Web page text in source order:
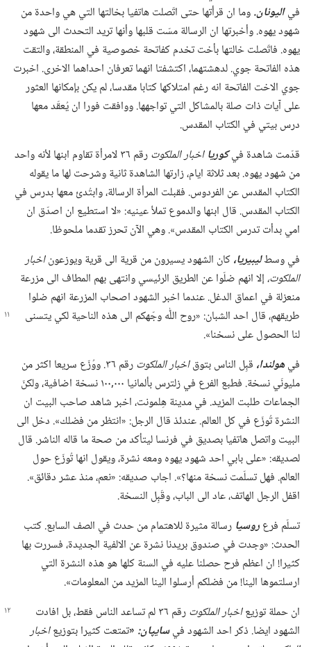
فياليونان.‏وما ان قرأتها حتى اتّصلت هاتفيا بخالتها التي هي واحدة من
شهود يهوه.‏ وأخبرتها ان الرسالة مسّت قلبها وأنها تريد التحدث الى شهود
يهوه.‏ فاتّصلت خالتها بأخت تخدم كفاتحة خصوصية في المنطقة،‏ والتقت
هذه الفاتحة جوي.‏ لدهشتهما،‏ اكتشفتا انهما تعرفان احداهما الاخرى.‏ اخبرت
جوي الاخت الفاتحة انه رغم امتلاكها كتابا مقدسا،‏ لم يكن بإمكانها العثور
على آيات ذات صلة بالمشاكل التي تواجهها.‏ ووافقت فورا ان يُعقَد معها
درس بيتي في الكتاب المقدس.‏
قدّمت شاهدة فيكوريااخبار الملكوت
رقم ٣٦ لامرأة تقاوم ابنها لأنه واحد
من شهود يهوه.‏ بعد ثلاثة ايام،‏ زارتها الشاهدة ثانية وشرحت لها ما يقوله
الكتاب المقدس عن الفردوس.‏ فقبلت المرأة الرسالة،‏ وابتُدئ معها بدرس في
الكتاب المقدس.‏ قال ابنها والدموع تملأ عينيه:‏ «لا استطيع ان اصدّق ان
امي بدأت تدرس الكتاب المقدس».‏ وهي الآن تحرز تقدما ملحوظا.‏
في وسطليبيريا،‏كان الشهود يسيرون من قرية الى قرية ويوزعوناخبار
الملكوت،‏إلا انهم ضلّوا عن الطريق الرئيسي وانتهى بهم المطاف الى مزرعة
منعزلة في اعماق الدغل.‏ عندما اخبر الشهود اصحاب المزرعة انهم ضلوا
طريقهم،‏ قال احد الشبان:‏ «روح اللّٰه وجّهكم الى هذه الناحية لكي يتسنى
لنا الحصول على نسخنا».‏
فيهولندا،‏ قبِل الناس بتوقاخبار الملكوت
رقم ٣٦.‏ ووُزّع سريعا اكثر من
مليونَي نسخة.‏ فطبع الفرع في زلترس بألمانيا ٠٠٠‏,١٠٠ نسخة اضافية،‏ ولكنّ
الجماعات طلبت المزيد.‏ في مدينة هِلمونت،‏ اخبر شاهد صاحب البيت ان
النشرة تُوزّع في كل العالم.‏ عندئذ قال الرجل:‏ «انتظر من فضلك».‏ دخل الى
البيت واتصل هاتفيا بصديق في فرنسا ليتأكد من صحة ما قاله الناشر.‏ قال
لصديقه:‏ «على بابي احد شهود يهوه ومعه نشرة،‏ ويقول انها تُوزّع حول
العالم.‏ فهل تسلّمت نسخة منها؟‏».‏ اجاب صديقه:‏ «نعم،‏ منذ عشر دقائق».‏
اقفل الرجل الهاتف،‏ عاد الى الباب،‏ وقَبِل النسخة.‏
تسلّم فرعروسيا رسالة مثيرة للاهتمام من حدث في الصف السابع.‏ كتب
الحدث:‏ «وجدت في صندوق بريدنا نشرة عن الالفية الجديدة،‏ فسررت بها
كثيرا!‏ ان اعظم فرح حصلنا عليه في السنة كلها هو هذه النشرة التي
ارسلتموها الينا!‏ من فضلكم أرسلوا الينا المزيد من المعلومات».‏
ان حملة توزيعاخبار الملكوت
رقم ٣٦ لم تساعد الناس فقط،‏ بل افادت
الشهود ايضا.‏ ذكر احد الشهود فيسايپان:‏ «‏تمتعت كثيرا بتوزيعاخبار